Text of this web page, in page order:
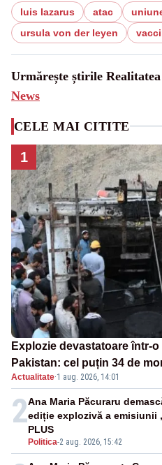
luis lazarus atac
ursula von der leyen
Urmărește știrile
News
CELE MAI CITITE
1
Explozie devastatoare într-
Pakistan: cel puțin 34 de
Actualitate·1 aug. 2026, 14:01
2
Politica-2 aug. 2026, 15:42
Ana Maria Păcuraru
ediție explozivă a emisiunii
PLUS